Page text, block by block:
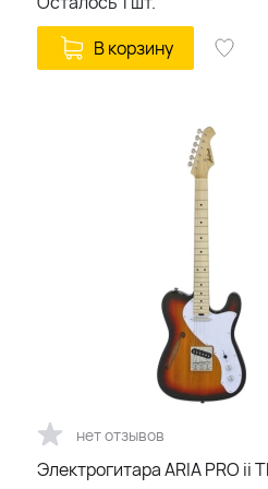
В корзину
нет отзывов
Электрогитара ARIA PRO ii